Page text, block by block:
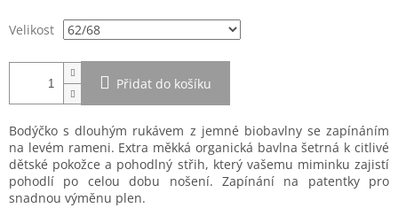
Velikost
Přidat do košíku
Bodýčko s dlouhým rukávem z jemné biobavlny se zapínáním
na levém rameni. Extra měkká organická bavlna šetrná k citlivé
dětské pokožce a pohodlný střih, který vašemu miminku zajistí
pohodlí po celou dobu nošení. Zapínání na patentky pro
snadnou výměnu plen.